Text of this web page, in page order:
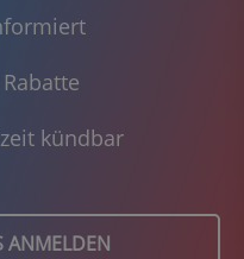
kündbar
ANMELDEN